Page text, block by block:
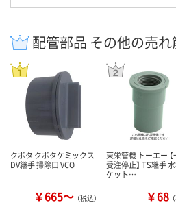
配管部品 その他の売
クボタ クボタケミックス
DV継手 掃除口 VCO
￥665～ （税込）
東栄管機 トーエー 【
受注停止】 TS継手
ケット…
￥68